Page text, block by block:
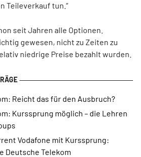
Teileverkauf tun.“
seit Jahren alle Optionen.
gewesen, nicht zu Zeiten zu
niedrige Preise bezahlt wurden.
Reicht das für den Ausbruch?
Kurssprung möglich – die Lehren
Vodafone mit Kurssprung:
Deutsche Telekom